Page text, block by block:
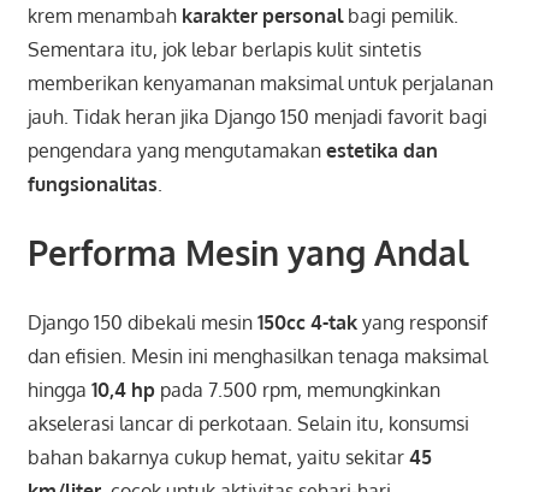
krem menambah karakter personalbagi pemilik.
Sementara itu, jok lebar berlapis kulit sintetis
memberikan kenyamanan maksimal untuk perjalanan
jauh. Tidak heran jika Django 150 menjadi favorit bagi
pengendara yang mengutamakan estetika dan
fungsionalitas
Performa Mesin yang Andal
Django 150 dibekali mesin 150cc 4-takyang responsif
dan efisien. Mesin ini menghasilkan tenaga maksimal
hingga 10,4 hppada 7.500 rpm, memungkinkan
akselerasi lancar di perkotaan. Selain itu, konsumsi
bahan bakarnya cukup hemat, yaitu sekitar 45